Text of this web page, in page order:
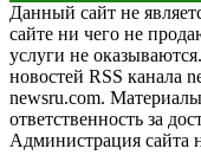
Данный сайт не
сайте ни чего не
услуги не
новостей RSS канала
newsru.com.
ответственность за
Администрация сайта